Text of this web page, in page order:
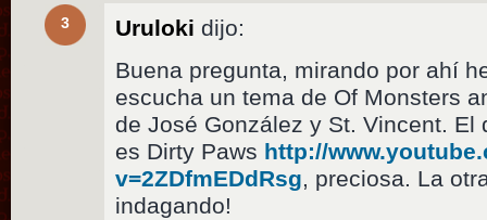
3 Uruloki dijo:
Buena pregunta, mirando por ahí
escucha un tema de Of Monsters
de José González y St. Vincent. El
es Dirty Paws http://
v=2ZDfmEDdRsg, preciosa. La
indagando!